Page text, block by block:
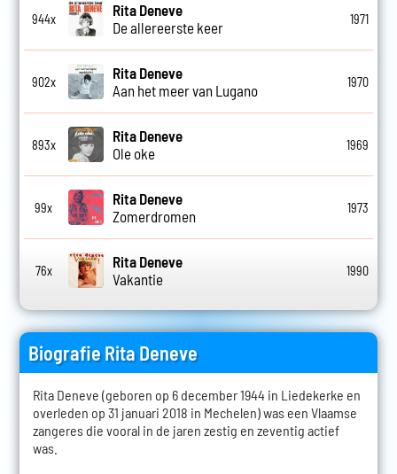
944x
Rita Deneve
De allereerste keer
1971
902x
Rita Deneve
Aan het meer van Lugano
1970
893x
Rita Deneve
Ole oke
1969
99x
Rita Deneve
Zomerdromen
1973
76x
Rita Deneve
Vakantie
1990
Biografie Rita Deneve
Rita Deneve (geboren op 6 december 1944 in Liedekerke en
overleden op 31 januari 2018 in Mechelen) was een Vlaamse
zangeres die vooral in de jaren zestig en zeventig actief
was.